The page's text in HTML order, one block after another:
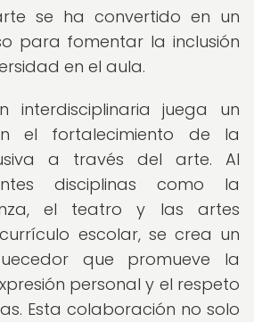
se ha convertido en un
para fomentar la inclusión
en el aula.
interdisciplinaria juega un
el fortalecimiento de la
a través del arte. Al
disciplinas como la
el teatro y las artes
escolar, se crea un
que promueve la
personal y el respeto
Esta colaboración no solo